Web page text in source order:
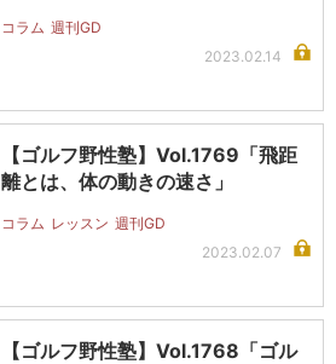
コラム 週刊GD
2023.02.14
【ゴルフ野性塾】Vol.1769「飛距
離とは、体の動きの速さ」
コラム レッスン 週刊GD
2023.02.07
【ゴルフ野性塾】Vol.1768「ゴル